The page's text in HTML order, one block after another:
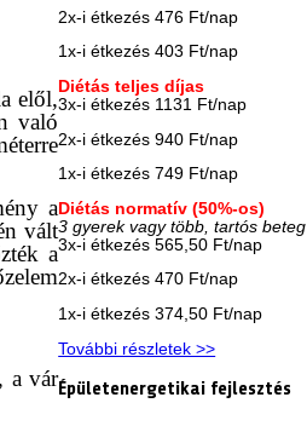
elől,
való
a
vált
a
a vár
2x-i étkezés 476 Ft/nap
1x-i étkezés 403 Ft/nap
Diétás teljes díjas
3x-i étkezés 1131 Ft/nap
2x-i étkezés 940 Ft/nap
1x-i étkezés 749 Ft/nap
Diétás normatív (50%-os)
3 gyerek vagy több, tartós beteg
3x-i étkezés 565,50 Ft/nap
2x-i étkezés 470 Ft/nap
1x-i étkezés 374,50 Ft/nap
További részletek >>
Épületenergetikai fejlesztés